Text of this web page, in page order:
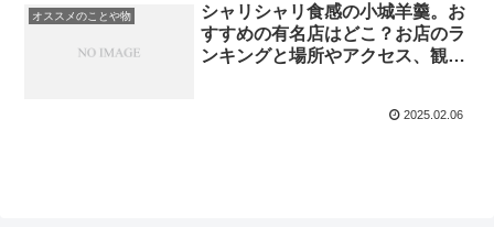
オススメのことや物
シャリシャリ食感の小城羊羹。お
すすめの有名店はどこ？お店のラ
ンキングと場所やアクセス、観光
2025.02.06